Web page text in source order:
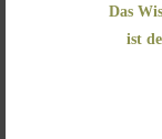
Das
ist